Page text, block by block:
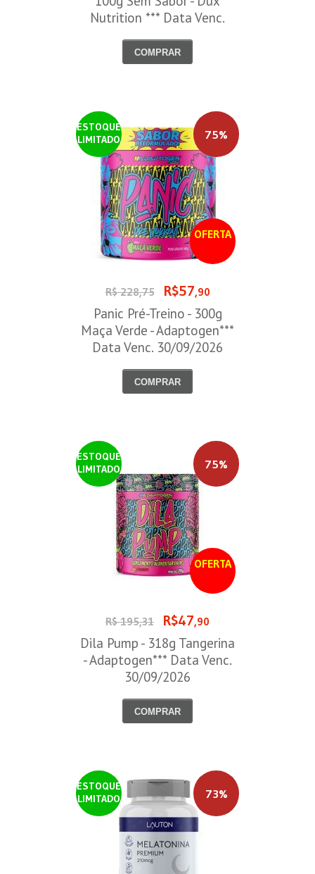
Nutrition *** Data Venc.
COMPRAR
ESTOQUE
LIMITADO
OFERTA
75%
R$ 228,75 R$57,90
Panic Pré-Treino - 300g
Maça Verde - Adaptogen***
Data Venc. 30/09/2026
COMPRAR
ESTOQUE
LIMITADO
OFERTA
75%
R$ 195,31 R$47,90
Dila Pump - 318g Tangerina
- Adaptogen*** Data Venc.
30/09/2026
COMPRAR
ESTOQUE
LIMITADO
73%